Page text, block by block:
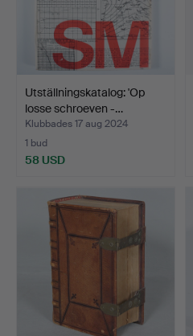
Utställningskatalog: 'Op
losse schroeven -…
Klubbades 17 aug 2024
1 bud
58 USD